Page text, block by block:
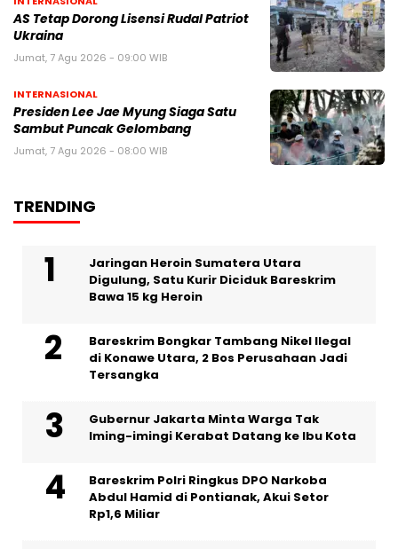
AS Tetap Dorong Lisensi Rudal Patriot
Ukraina
Jumat, 7 Agu 2026 - 09:00 WIB
INTERNASIONAL
Presiden Lee Jae Myung Siaga Satu
Sambut Puncak Gelombang
Jumat, 7 Agu 2026 - 08:00 WIB
TRENDING
Jaringan Heroin Sumatera Utara
Digulung, Satu Kurir Diciduk Bareskrim
Bawa 15 kg Heroin
Bareskrim Bongkar Tambang Nikel Ilegal
di Konawe Utara, 2 Bos Perusahaan Jadi
Tersangka
Gubernur Jakarta Minta Warga Tak
Iming-imingi Kerabat Datang ke Ibu Kota
Bareskrim Polri Ringkus DPO Narkoba
Abdul Hamid di Pontianak, Akui Setor
Rp1,6 Miliar